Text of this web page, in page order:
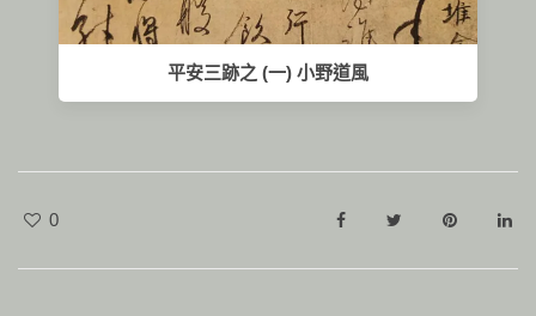
平安三跡之 (一) 小野道風
0